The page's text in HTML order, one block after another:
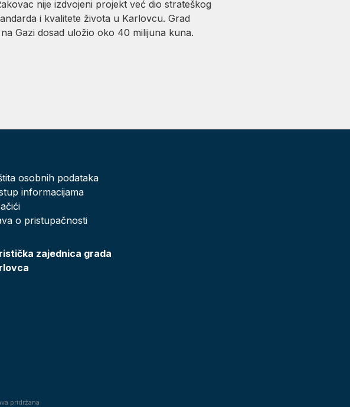
nije izdvojeni projekt već dio strateškog
i kvalitete života u Karlovcu. Grad
Gazi dosad uložio oko 40 milijuna kuna.
osobnih podataka
informacijama
o pristupačnosti
zajednica grada
pridržana